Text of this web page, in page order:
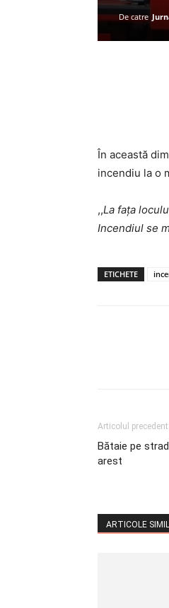
De catre
În această
incendiu la o
,,La fața
Incendiul se
ETICHETE
Articolul precedent
Bătaie pe
arest
ARTICOLE